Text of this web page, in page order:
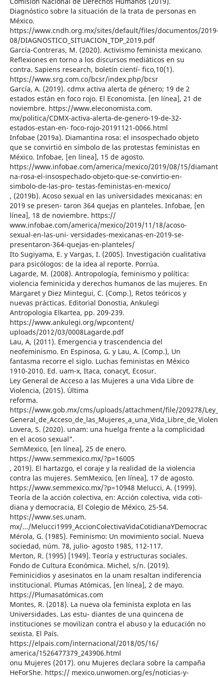
Diagnóstico sobre la situación de la trata de personas en
México.
https://www.cndh.org.mx/sites/default/files/documentos/
08/DIAGNOSTICO_SITUACION_TDP_2019.pdf
García-Contreras, M. (2020). Activismo feminista mexicano.
Reflexiones en torno a los discursos mediáticos en su
contra. Sapiens research, boletín cientí- fico,10(1).
https://www.srg.com.co/bcsr/index.php/bcsr
García, A. (2019). cdmx activa alerta de género; 19 de 2
estados están en foco rojo. El Economista. [en línea], 21 de
noviembre. https://www.eleconomista.com.
mx/politica/CDMX-activa-alerta-de-genero-19-de-32-
estados-estan-en- foco-rojo-20191121-0066.html
Infobae (2019a). Diamantina rosa: el insospechado objeto
que se convirtió en símbolo de las protestas feministas en
México. Infobae, [en línea], 15 de agosto.
https://www.infobae.com/america/mexico/2019/08/15/
na-rosa-el-insospechado-objeto-que-se-convirtio-en-
simbolo-de-las-pro- testas-feministas-en-mexico/
, (2019b). Acoso sexual en las universidades mexicanas: en
2019 se presen- taron 364 quejas en planteles. Infobae, [en
línea], 18 de noviembre. https://
www.infobae.com/america/mexico/2019/11/18/acoso-
sexual-en-las-uni- versidades-mexicanas-en-2019-se-
presentaron-364-quejas-en-planteles/
Ito Sugiyama, E. y Vargas, I. (2005). Investigación cualitativa
para psicólogos: de la idea al reporte. Porrúa.
Lagarde, M. (2008). Antropología, feminismo y política:
violencia feminicida y derechos humanos de las mujeres. En
Margaret y Diez Mintegui, C. (Comp.), Retos teóricos y
nuevas prácticas. Editorial Donostia, Ankulegi
Antropologia Elkartea, pp. 209-239.
https://www.ankulegi.org/wpcontent/
uploads/2012/03/0008Lagarde.pdf
Lau, A, (2011). Emergencia y trascendencia del
neofeminismo. En Espinosa, G. y Lau, A. (Comp.), Un
fantasma recorre el siglo. Luchas feministas en México
1910-2010. Ed. uam-x, Itaca, conacyt, Ecosur.
Ley General de Acceso a las Mujeres a una Vida Libre de
Violencia, (2015). Última
reforma.
https://www.gob.mx/cms/uploads/attachment/file/209278/Ley_
Lovera, S. (2020). unam: una huelga frente a la complicidad
en el acoso sexual”.
SemMexico, [en línea], 25 de enero.
https://www.semmexico.mx/?p=16005
, 2019). El hartazgo, el coraje y la realidad de la violencia
contra las mujeres. SemMexico, [en línea], 17 de agosto.
https://www.semmexico.mx/?p=10948 Melucci, A. (1999).
Teoría de la acción colectiva, en: Acción colectiva, vida coti-
diana y democracia, El Colegio de México, 25-54.
https://www.ses.unam.
mx/.../Melucci1999_AccionColectivaVidaCotidianaYDemocrac
Mérola, G. (1985). Feminismo: Un movimiento social. Nueva
sociedad, núm. 78, julio- agosto 1985, 112-117.
Merton, R. (1995) [1949]. Teoría y estructuras sociales.
Fondo de Cultura Económica. Michel, s/n. (2019).
Feminicidios y asesinatos en la unam resaltan indiferencia
institucional. Plumas Atómicas, [en línea], 2 de mayo.
https://Plumasatómicas.com
Montes, R. (2018). La nueva ola feminista explota en las
Universidades. Las estu- diantes de una quincena de
instituciones se movilizan contra el abuso y la educación no
sexista. El País.
https://elpais.com/internacional/2018/05/16/
america/1526477379_243906.html
onu Mujeres (2017). onu Mujeres declara sobre la campaña
HeForShe. https:// mexico.unwomen.org/es/noticias-y-